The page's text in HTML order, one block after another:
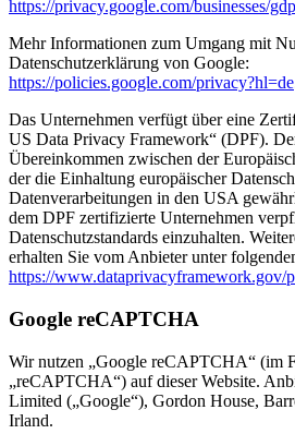
https://privacy.google.com/businesses/
Mehr Informationen zum Umgang mit
Datenschutzerklärung von Google:
https://policies.google.com/privacy?hl=de
Das Unternehmen verfügt über eine
US Data Privacy Framework“ (DPF).
Übereinkommen zwischen der
der die Einhaltung europäischer
Datenverarbeitungen in den USA
dem DPF zertifizierte Unternehmen
Datenschutzstandards einzuhalten.
erhalten Sie vom Anbieter unter
https://www.dataprivacyframework.gov/
Google reCAPTCHA
Wir nutzen „Google reCAPTCHA“ (im
„reCAPTCHA“) auf dieser Website.
Limited („Google“), Gordon House,
Irland.